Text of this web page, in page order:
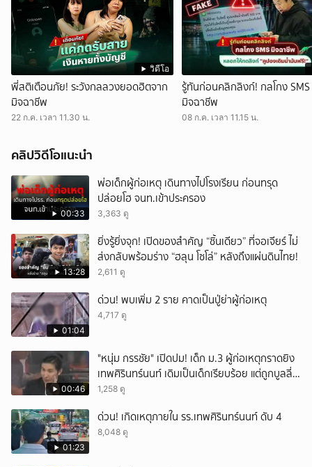
วิดีโอ
พี่สติเตือนภัย! ระวังกลลวงยอดฮิตจาก
มิจฉาชีพ
22 ก.ค. เวลา 11.30 น.
รู้ทันก่อนคลิกลิงก์! กลโกง SMS
มิจฉาชีพ
08 ก.ค. เวลา 11.15 น.
คลิปวิดีโอแนะนำ
00:33
พ่อเด็กผู้ก่อเหตุ เดินทางไปโรงเรียน ก่อนทรุด
ปล่อยโฮ จนท.เข้าประครอง
3,363 ดู
13:28
ยิ่งรู้ยิ่งจุก! เปิดของสำคัญ “ชิ้นเดียว” ที่จอเจียร์ ไม่
ส่งกลับพร้อมร่าง “ฮลุน โซโล่” หลังถึงแผ่นดินไทย!
2,611 ดู
01:04
ด่วน! พบเพิ่ม 2 ราย คาดเป็นปู่ย่าผู้ก่อเหตุ
4,717 ดู
00:46
"หนุ่ม กรรชัย" เปิดปม! เด็ก ม.3 ผู้ก่อเหตุกราดยิง
เทพศิรินทร์นนท์ เดิมเป็นเด็กเรียบร้อย แต่ถูกบูลลี่
หนัก คาดแรงกดดันสะสมกลายเป็นแรงแค้น จนก่อ
1,258 ดู
01:23
ด่วน! เกิดเหตุภายใน รร.เทพศิรินทร์นนท์ ดับ 4
8,048 ดู